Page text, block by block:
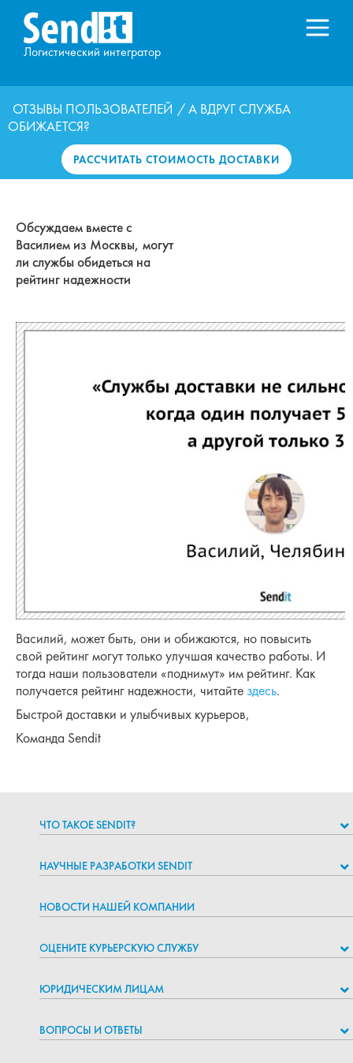
Логистический интегратор
ОТЗЫВЫ ПОЛЬЗОВАТЕЛЕЙ / А ВДРУГ СЛУЖБА
ОБИЖАЕТСЯ?
РАССЧИТАТЬ СТОИМОСТЬ ДОСТАВКИ
ЧТО ТАКОЕ SENDIT?
НАУЧНЫЕ РАЗРАБОТКИ SENDIT
НОВОСТИ НАШЕЙ КОМПАНИИ
ОЦЕНИТЕ КУРЬЕРСКУЮ СЛУЖБУ
ЮРИДИЧЕСКИМ ЛИЦАМ
ВОПРОСЫ И ОТВЕТЫ
Обсуждаем вместе с
Василием из Москвы, могут
ли службы обидеться на
рейтинг надежности
Василий, может быть, они и обижаются, но повысить
свой рейтинг могут только улучшая качество работы. И
тогда наши пользователи «поднимут» им рейтинг. Как
получается рейтинг надежности, читайте здесь.
Быстрой доставки и улыбчивых курьеров,
Команда Sendit